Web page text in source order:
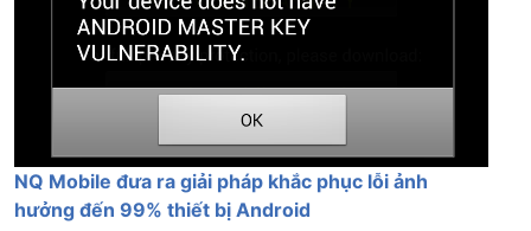
NQ Mobile đưa ra giải pháp khắc phục lỗi ảnh
hưởng đến 99% thiết bị Android